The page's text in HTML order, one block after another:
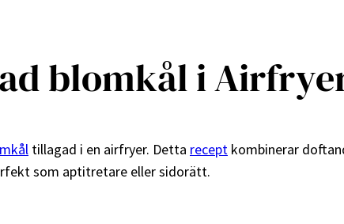
blomkål i
tillagad i en airfryer. Detta recept kombinerar
som aptitretare eller sidorätt.